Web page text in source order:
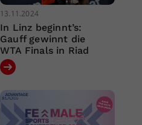
13.11.2024
In Linz beginnt’s:
Gauff gewinnt die
WTA Finals in Riad